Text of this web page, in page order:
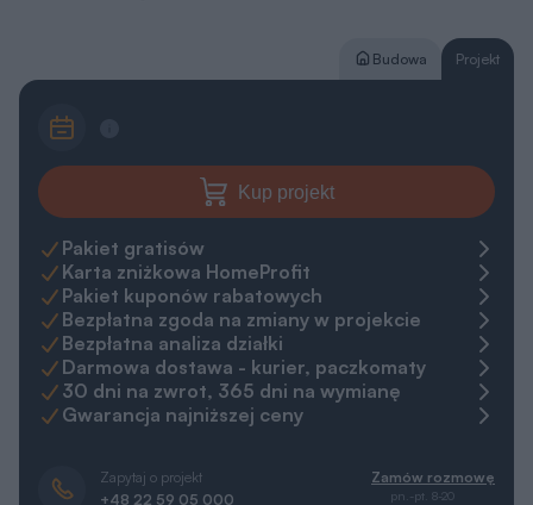
Budowa Projekt
Kup projekt
Pakiet gratisów
Karta zniżkowa HomeProfit
Pakiet kuponów rabatowych
Bezpłatna zgoda na zmiany w projekcie
Bezpłatna analiza działki
Darmowa dostawa - kurier, paczkomaty
30 dni na zwrot, 365 dni na wymianę
Gwarancja najniższej ceny
Zapytaj o projekt
+48 22 59 05 000
Zamów rozmowę
pn.-pt. 8-20